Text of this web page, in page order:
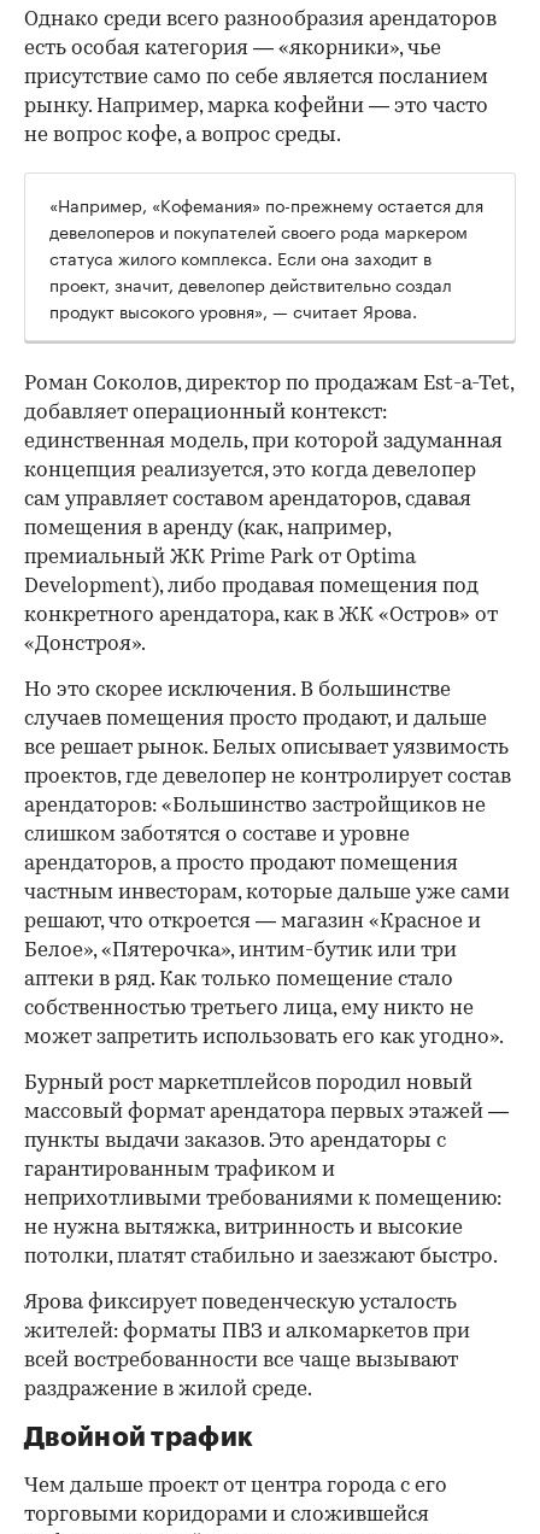
Однако среди всего разнообразия арендаторов
есть особая категория — «якорники», чье
присутствие само по себе является посланием
рынку. Например, марка кофейни — это часто
не вопрос кофе, а вопрос среды.
«Например, «Кофемания» по-прежнему остается для
девелоперов и покупателей своего рода маркером
статуса жилого комплекса. Если она заходит в
проект, значит, девелопер действительно создал
продукт высокого уровня», — считает Ярова.
Роман Соколов, директор по продажам Est-a-Tet,
добавляет операционный контекст:
единственная модель, при которой задуманная
концепция реализуется, это когда девелопер
сам управляет составом арендаторов, сдавая
помещения в аренду (как, например,
премиальный ЖК Prime Park от Optima
Development), либо продавая помещения под
конкретного арендатора, как в ЖК «Остров» от
«Донстроя».
Но это скорее исключения. В большинстве
случаев помещения просто продают, и дальше
все решает рынок. Белых описывает уязвимость
проектов, где девелопер не контролирует состав
арендаторов: «Большинство застройщиков не
слишком заботятся о составе и уровне
арендаторов, а просто продают помещения
частным инвесторам, которые дальше уже сами
решают, что откроется — магазин «Красное и
Белое», «Пятерочка», интим-бутик или три
аптеки в ряд. Как только помещение стало
собственностью третьего лица, ему никто не
может запретить использовать его как угодно».
Бурный рост маркетплейсов породил новый
массовый формат арендатора первых этажей —
пункты выдачи заказов. Это арендаторы с
гарантированным трафиком и
неприхотливыми требованиями к помещению:
не нужна вытяжка, витринность и высокие
потолки, платят стабильно и заезжают быстро.
Ярова фиксирует поведенческую усталость
жителей: форматы ПВЗ и алкомаркетов при
всей востребованности все чаще вызывают
раздражение в жилой среде.
Двойной трафик
Чем дальше проект от центра города с его
торговыми коридорами и сложившейся